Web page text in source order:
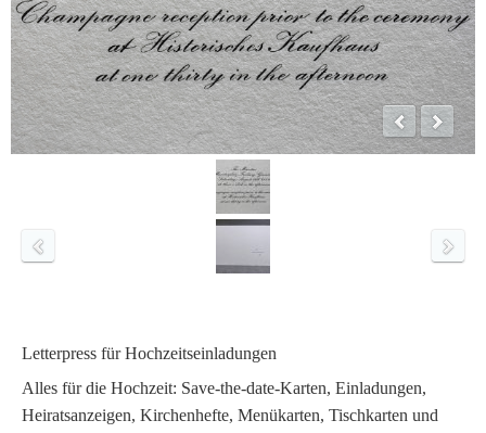
Letterpress für Hochzeitseinladungen
Alles für die Hochzeit: Save-the-date-Karten, Einladungen,
Heiratsanzeigen, Kirchenhefte, Menükarten, Tischkarten und